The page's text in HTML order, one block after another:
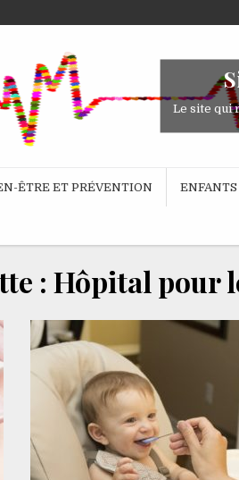
Le site qui
ÊTRE ET PRÉVENTION ENFANTS
: Hôpital pour